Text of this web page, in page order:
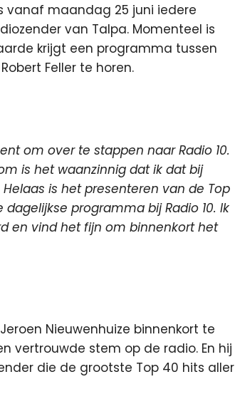
vanaf maandag 25 juni iedere
van Talpa. Momenteel is
krijgt een programma tussen
Feller te horen.
om over te stappen naar Radio 10.
is het waanzinnig dat ik dat bij
is het presenteren van de Top
programma bij Radio 10. Ik
en vind het fijn om binnenkort het
Nieuwenhuize binnenkort te
vertrouwde stem op de radio. En hij
die de grootste Top 40 hits aller